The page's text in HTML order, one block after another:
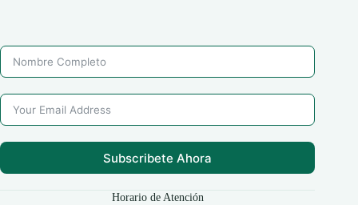
Subscribete Ahora
Horario de Atención